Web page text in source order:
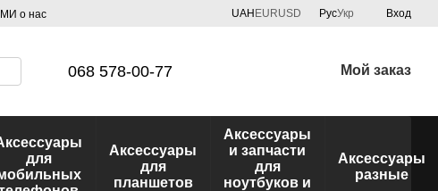
о нас
UAH EURUSD РусУкр Вход
068 578-00-77 Мой заказ
для
Аксессуары
для
планшетов
Аксессуары
и запчасти
для
ноутбуков и
Аксессуары
разные